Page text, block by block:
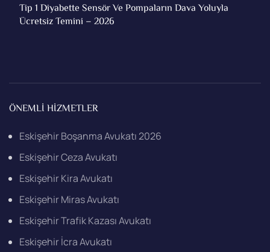
Tip 1 Diyabette Sensör Ve Pompaların Dava Yoluyla
Ücretsiz Temini – 2026
ÖNEMLI HIZMETLER
Eskişehir Boşanma Avukatı 2026
Eskişehir Ceza Avukatı
Eskişehir Kira Avukatı
Eskişehir Miras Avukatı
Eskişehir Trafik Kazası Avukatı
Eskişehir İcra Avukatı